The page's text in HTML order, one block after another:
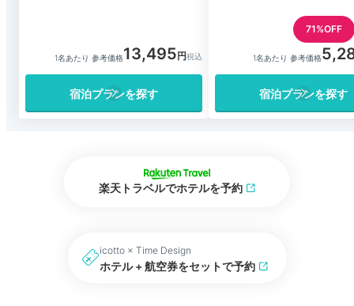
1名あたり 参考価格13,495
宿泊プランを探す
71%OFF
1名あたり 参考価格
宿泊プランを探す
楽天トラベルでホテルを予約
icotto × Time Design
ホテル + 航空券をセットで予約